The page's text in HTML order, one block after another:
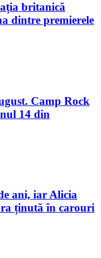
britanică
dintre premierele
Camp Rock
14 din
ani, iar Alicia
ținută în carouri